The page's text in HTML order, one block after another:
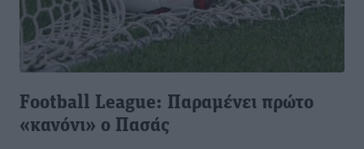
Football League: Παραμένει πρώτο
«κανόνι» ο Πασάς